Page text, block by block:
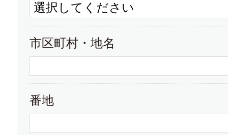
大学パンフレット 大学
星城大学
大学パンフレット 大学
市区町村・地名
番地